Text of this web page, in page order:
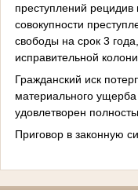
преступлений
совокупности
свободы на срок 3
исправительной
Гражданский иск
материального
удовлетворен
Приговор в законную